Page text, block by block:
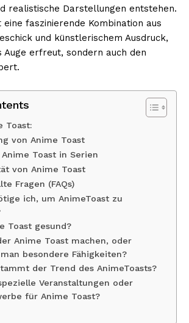
realistische Darstellungen entstehen.
eine faszinierende Kombination aus
und künstlerischem Ausdruck,
Auge erfreut, sondern auch den
Toast:
von Anime Toast
Toast in Serien
von Anime Toast
Fragen (FAQs)
ich, um AnimeToast zu
Toast gesund?
Anime Toast machen, oder
besondere Fähigkeiten?
der Trend des AnimeToasts?
Veranstaltungen oder
für Anime Toast?